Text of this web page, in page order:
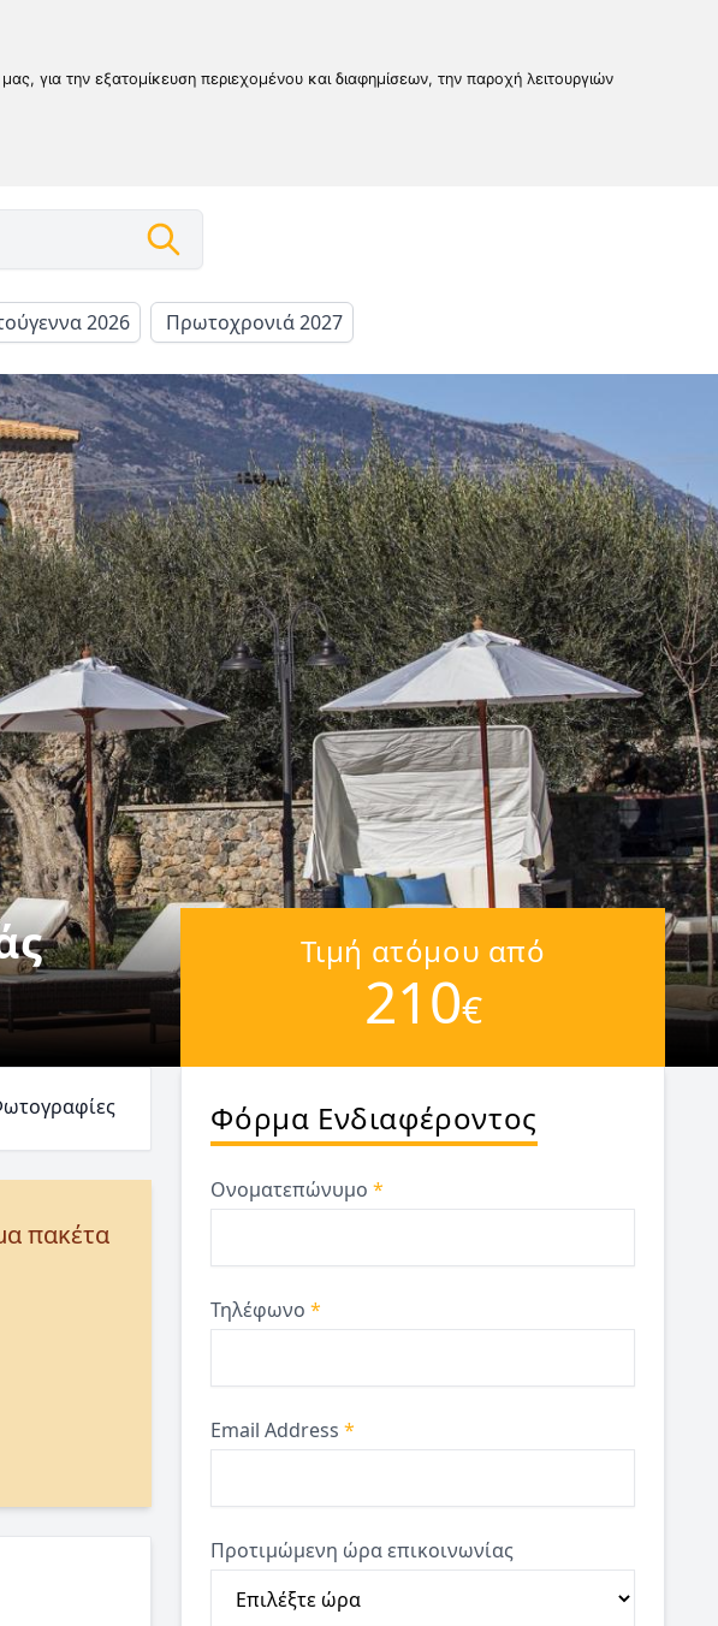
για την εξατομίκευση περιεχομένου και διαφημίσεων, την παροχή λειτουργιών
2026 Πρωτοχρονιά 2027
Τιμή ατόμου από
210€
πακέτα
Φόρμα Ενδιαφέροντος
Ονοματεπώνυμο*
Τηλέφωνο*
Email Address*
Προτιμώμενη ώρα επικοινωνίας